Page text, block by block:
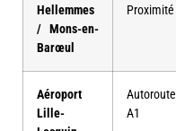
Hellemmes
/ Mons-en-
Barœul
Proximité
Aéroport
Lille-
Autoroute
A1